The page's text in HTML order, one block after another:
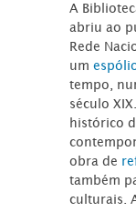
A
abriu ao
Rede
um
tempo,
século
histórico
obra de
também
culturais.